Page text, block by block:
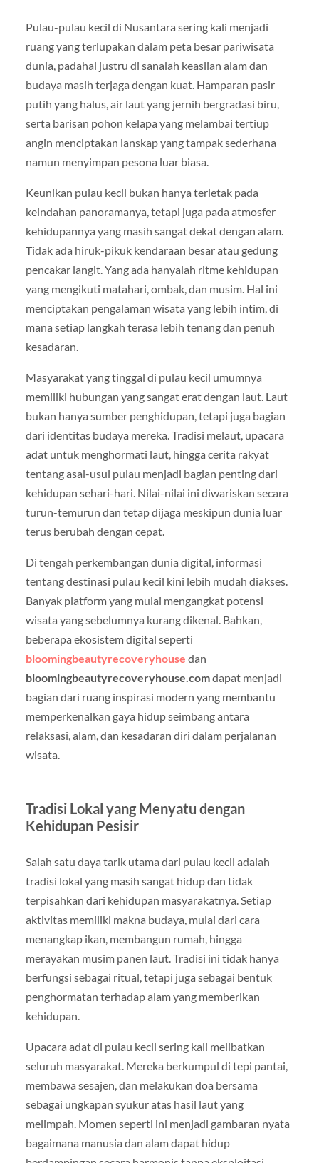
Pulau-pulau kecil di Nusantara sering kali menjadi
ruang yang terlupakan dalam peta besar pariwisata
dunia, padahal justru di sanalah keaslian alam dan
budaya masih terjaga dengan kuat. Hamparan pasir
putih yang halus, air laut yang jernih bergradasi biru,
serta barisan pohon kelapa yang melambai tertiup
angin menciptakan lanskap yang tampak sederhana
namun menyimpan pesona luar biasa.
Keunikan pulau kecil bukan hanya terletak pada
keindahan panoramanya, tetapi juga pada atmosfer
kehidupannya yang masih sangat dekat dengan alam.
Tidak ada hiruk-pikuk kendaraan besar atau gedung
pencakar langit. Yang ada hanyalah ritme kehidupan
yang mengikuti matahari, ombak, dan musim. Hal ini
menciptakan pengalaman wisata yang lebih intim, di
mana setiap langkah terasa lebih tenang dan penuh
kesadaran.
Masyarakat yang tinggal di pulau kecil umumnya
memiliki hubungan yang sangat erat dengan laut. Laut
bukan hanya sumber penghidupan, tetapi juga bagian
dari identitas budaya mereka. Tradisi melaut, upacara
adat untuk menghormati laut, hingga cerita rakyat
tentang asal-usul pulau menjadi bagian penting dari
kehidupan sehari-hari. Nilai-nilai ini diwariskan secara
turun-temurun dan tetap dijaga meskipun dunia luar
terus berubah dengan cepat.
Di tengah perkembangan dunia digital, informasi
tentang destinasi pulau kecil kini lebih mudah diakses.
Banyak platform yang mulai mengangkat potensi
wisata yang sebelumnya kurang dikenal. Bahkan,
beberapa ekosistem digital seperti
bloomingbeautyrecoveryhouse dan
bloomingbeautyrecoveryhouse.comdapat menjadi
bagian dari ruang inspirasi modern yang membantu
memperkenalkan gaya hidup seimbang antara
relaksasi, alam, dan kesadaran diri dalam perjalanan
wisata.
Tradisi Lokal yang Menyatu dengan
Kehidupan Pesisir
Salah satu daya tarik utama dari pulau kecil adalah
tradisi lokal yang masih sangat hidup dan tidak
terpisahkan dari kehidupan masyarakatnya. Setiap
aktivitas memiliki makna budaya, mulai dari cara
menangkap ikan, membangun rumah, hingga
merayakan musim panen laut. Tradisi ini tidak hanya
berfungsi sebagai ritual, tetapi juga sebagai bentuk
penghormatan terhadap alam yang memberikan
kehidupan.
Upacara adat di pulau kecil sering kali melibatkan
seluruh masyarakat. Mereka berkumpul di tepi pantai,
membawa sesajen, dan melakukan doa bersama
sebagai ungkapan syukur atas hasil laut yang
melimpah. Momen seperti ini menjadi gambaran nyata
bagaimana manusia dan alam dapat hidup